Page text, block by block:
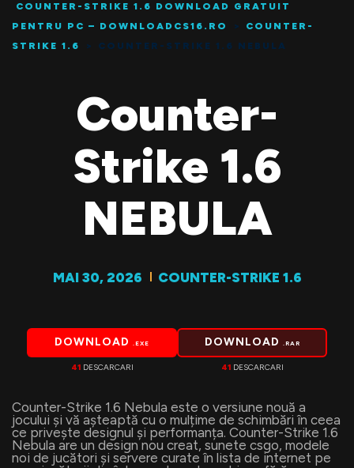
COUNTER-STRIKE 1.6 DOWNLOAD GRATUIT
PENTRU PC – DOWNLOADCS16.RO
>
COUNTER-
STRIKE 1.6
> COUNTER-STRIKE 1.6 NEBULA
Counter-
Strike 1.6
NEBULA
MAI 30, 2026 COUNTER-STRIKE 1.6
DOWNLOAD .EXE
41 DESCARCARI
DOWNLOAD .RAR
41 DESCARCARI
Counter-Strike 1.6 Nebula este o versiune nouă a
jocului și vă așteaptă cu o mulțime de schimbări în ceea
ce privește designul și performanța. Counter-Strike 1.6
Nebula are un design nou creat, sunete csgo, modele
noi de jucători și servere curate în lista de internet pe